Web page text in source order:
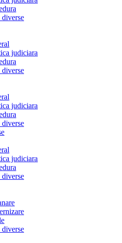
judiciara
judiciara
judiciara